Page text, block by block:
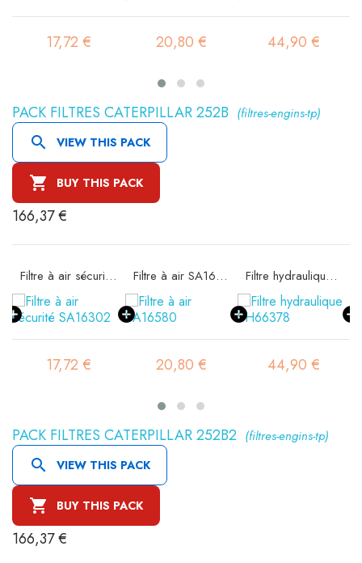
17,72 € 20,80 € 44,90 €
PACK FILTRES CATERPILLAR 252B (filtres-engins-tp)
 VIEW THIS PACK
 BUY THIS PACK
166,37 €
Filtre à air sécurité SA16302
17,72 €
Filtre à air SA16580
20,80 €
Filtre hydraulique SH66378
44,90 €
PACK FILTRES CATERPILLAR 252B2 (filtres-engins-tp)
 VIEW THIS PACK
 BUY THIS PACK
166,37 €